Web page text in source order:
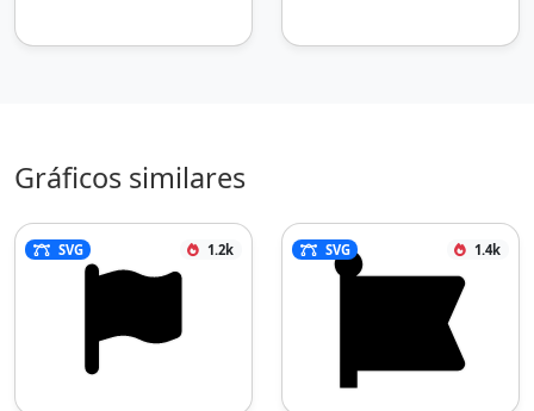
Gráficos similares
SVG 1.2k SVG 1.4k